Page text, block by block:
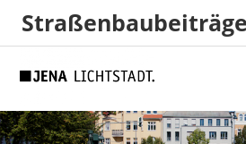
map
Straßenbaubeiträge